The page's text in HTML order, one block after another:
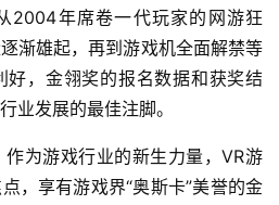
年席卷一代玩家的网游狂
渐雄起，再到游戏机全面解禁等
，金翎奖的报名数据和获奖结
业发展的最佳注脚。
为游戏行业的新生力量，VR游
，享有游戏界“奥斯卡”美誉的金